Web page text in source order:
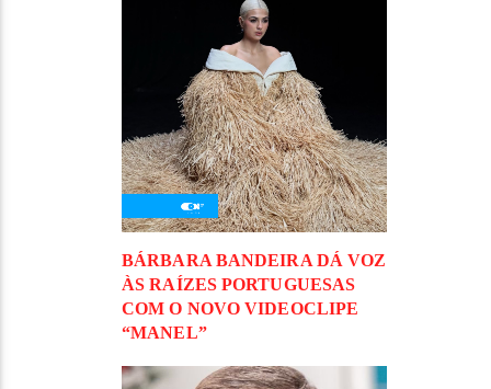
BÁRBARA BANDEIRA DÁ VOZ
ÀS RAÍZES PORTUGUESAS
COM O NOVO VIDEOCLIPE
“MANEL”